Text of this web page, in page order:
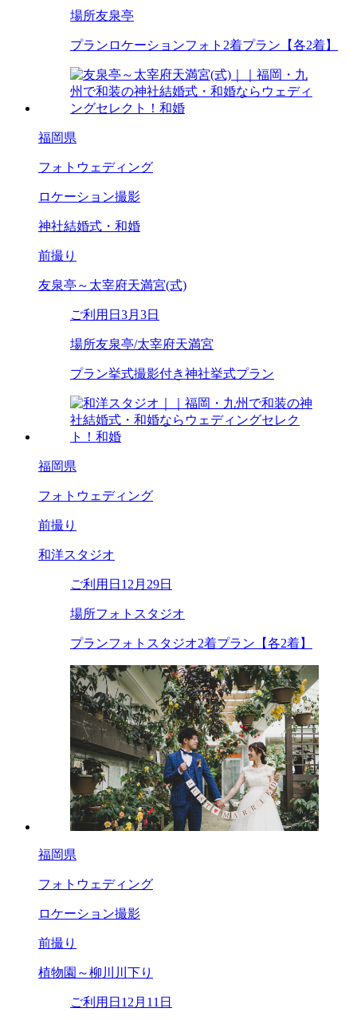
場所友泉亭
プラン ロケーションフォト2着プラン【各2着】
福岡県
フォトウェディング
ロケーション撮影
神社結婚式・和婚
前撮り
友泉亭～太宰府天満宮(式)
ご利用日 3月3日
場所友泉亭/太宰府天満宮
プラン挙式撮影付き神社挙式プラン
福岡県
フォトウェディング
前撮り
和洋スタジオ
ご利用日 12月29日
場所フォトスタジオ
プランフォトスタジオ2着プラン【各2着】
福岡県
フォトウェディング
ロケーション撮影
前撮り
植物園～柳川川下り
ご利用日 12月11日